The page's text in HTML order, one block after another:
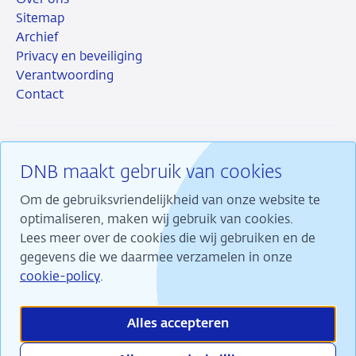
DNB maakt gebruik van cookies
Om de gebruiksvriendelijkheid van onze website te
optimaliseren, maken wij gebruik van cookies.
Lees meer over de cookies die wij gebruiken en de
gegevens die we daarmee verzamelen in onze
cookie-policy.
Alles accepteren
Sitemap
Archief
Privacy en beveiliging
Verantwoording
Contact
RSS InstagramLinkedin
X
Wij maken ons sterk voor financiële stabiliteit en
dragen daarmee bij aan duurzame welvaart in